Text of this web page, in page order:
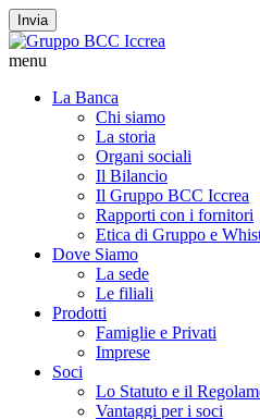
Invia
menu
La Banca
Chi siamo
La storia
Organi sociali
Il Bilancio
Il Gruppo BCC Iccrea
Rapporti con i fornitori
Etica di Gruppo e
Dove Siamo
La sede
Le filiali
Prodotti
Famiglie e Privati
Imprese
Soci
Lo Statuto e il
Vantaggi per i soci